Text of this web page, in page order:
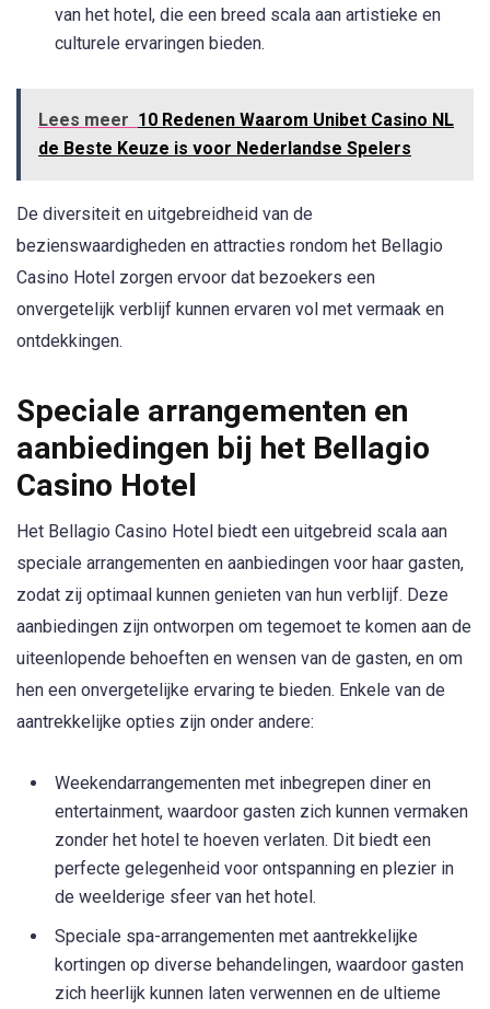
van het hotel, die een breed scala aan artistieke en
culturele ervaringen bieden.
Lees meer 10 Redenen Waarom Unibet Casino NL
de Beste Keuze is voor Nederlandse Spelers
De diversiteit en uitgebreidheid van de
bezienswaardigheden en attracties rondom het Bellagio
Casino Hotel zorgen ervoor dat bezoekers een
onvergetelijk verblijf kunnen ervaren vol met vermaak en
ontdekkingen.
Speciale arrangementen en
aanbiedingen bij het Bellagio
Casino Hotel
Het Bellagio Casino Hotel biedt een uitgebreid scala aan
speciale arrangementen en aanbiedingen voor haar gasten,
zodat zij optimaal kunnen genieten van hun verblijf. Deze
aanbiedingen zijn ontworpen om tegemoet te komen aan de
uiteenlopende behoeften en wensen van de gasten, en om
hen een onvergetelijke ervaring te bieden. Enkele van de
aantrekkelijke opties zijn onder andere:
Weekendarrangementen met inbegrepen diner en
entertainment, waardoor gasten zich kunnen vermaken
zonder het hotel te hoeven verlaten. Dit biedt een
perfecte gelegenheid voor ontspanning en plezier in
de weelderige sfeer van het hotel.
Speciale spa-arrangementen met aantrekkelijke
kortingen op diverse behandelingen, waardoor gasten
zich heerlijk kunnen laten verwennen en de ultieme